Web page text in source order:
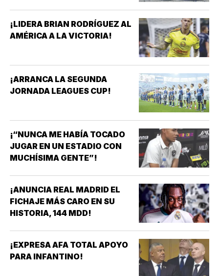
¡LIDERA BRIAN RODRÍGUEZ AL
AMÉRICA A LA VICTORIA!
¡ARRANCA LA SEGUNDA
JORNADA LEAGUES CUP!
¡“NUNCA ME HABÍA TOCADO
JUGAR EN UN ESTADIO CON
MUCHÍSIMA GENTE”!
¡ANUNCIA REAL MADRID EL
FICHAJE MÁS CARO EN SU
HISTORIA, 144 MDD!
¡EXPRESA AFA TOTAL APOYO
PARA INFANTINO!